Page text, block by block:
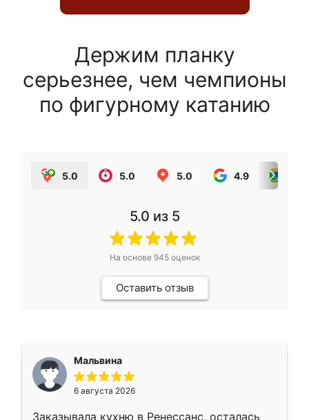
Держим планку
серьезнее, чем чемпионы
по фигурному катанию
5.0 5.0 5.0 4.9
5.0 из 5
На основе 945оценок
Оставить отзыв
Мальвина
6 августа 2026
Заказывала кухню в Ренессанс, осталась